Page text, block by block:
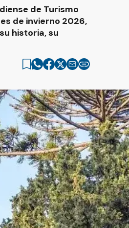
de Turismo
de invierno 2026,
historia, su